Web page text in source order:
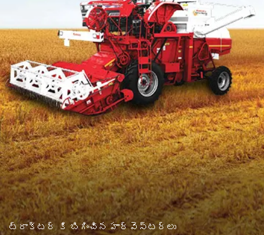
ట్రాక్టర్ కి బిగించిన హార్వెస్టర్లు